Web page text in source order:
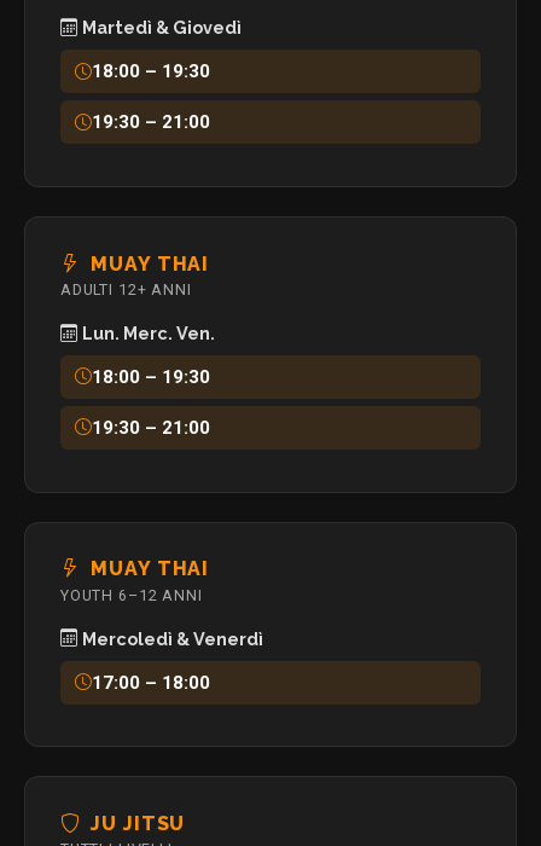
Martedì & Giovedì
18:00 – 19:30
19:30 – 21:00
MUAY THAI
ADULTI 12+ ANNI
Lun. Merc. Ven.
18:00 – 19:30
19:30 – 21:00
MUAY THAI
YOUTH 6–12 ANNI
Mercoledì & Venerdì
17:00 – 18:00
JU JITSU